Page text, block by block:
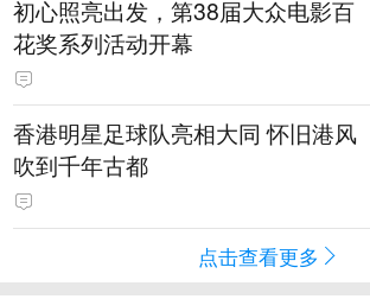
初心照亮出发，第38届大众电影百
花奖系列活动开幕
香港明星足球队亮相大同 怀旧港风
吹到千年古都
点击查看更多